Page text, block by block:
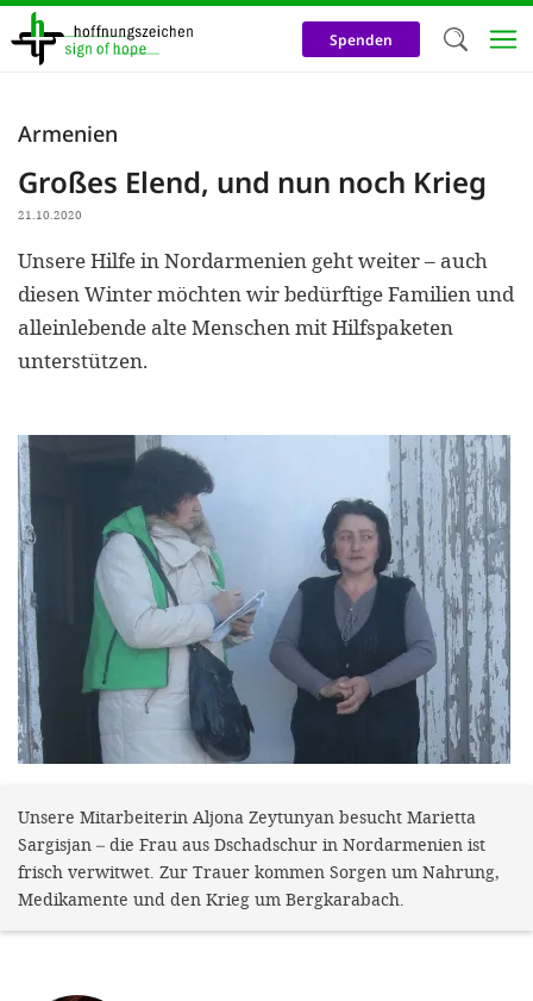
Direkt
zum
Inhalt
Spenden
Armenien
Großes Elend, und nun noch Krieg
21.10.2020
Unsere Hilfe in Nordarmenien geht weiter – auch
diesen Winter möchten wir bedürftige Familien und
alleinlebende alte Menschen mit Hilfspaketen
unterstützen.
Unsere Mitarbeiterin Aljona Zeytunyan besucht Marietta
Sargisjan – die Frau aus Dschadschur in Nordarmenien ist
frisch verwitwet. Zur Trauer kommen Sorgen um Nahrung,
Medikamente und den Krieg um Bergkarabach.
Wir
auf
nutzen
helfen
Online-
und
unsere
den